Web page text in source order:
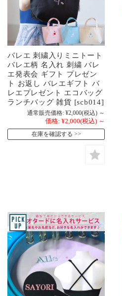
バレエ 刺繍入りミニトート
バレエ柄 名入れ 刺繍 バレ
エ発表会 ギフト プレゼン
ト お返し バレエギフト バ
レエプレゼント エコバッグ
ランチバッグ 雑貨 [scb014]
通常販売価格: ¥2,000(税込) ～
価格: ¥2,000(税込) ～
在庫を確認する